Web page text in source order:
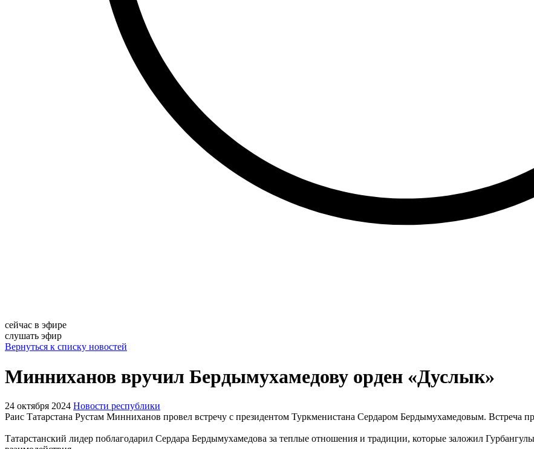
сейчас в эфире
слушать эфир
Вернуться к списку новостей
Минниханов вручил Бердымухамедову орден «Дуслык»
24 октября 2024 Новости республики
Раис Татарстана Рустам Минниханов провел встречу с президентом Туркменистана Сердаром Бердымухамедовым. Встреча
Татарстанский лидер поблагодарил Сердара Бердымухамедова за теплые отношения и традиции, которые заложил